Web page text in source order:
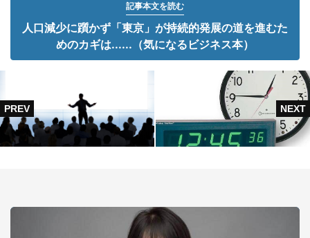
記事本文を読む
人口減少に躓かず「東京」が持続的発展の道を進むた
めのカギは......（気になるビジネス本）